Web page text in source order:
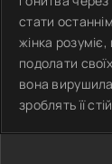
стати
жінка розуміє,
подолати
вона
зроблять її